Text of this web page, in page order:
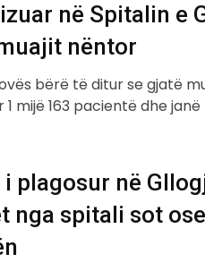
në Spitalin e
nëntor
bërë të ditur se gjatë
mijë 163 pacientë dhe janë
i plagosur në
nga spitali sot